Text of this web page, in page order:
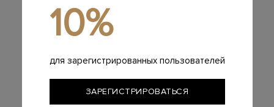
10%
для зарегистрированных пользователей
ЗАРЕГИСТРИРОВАТЬСЯ